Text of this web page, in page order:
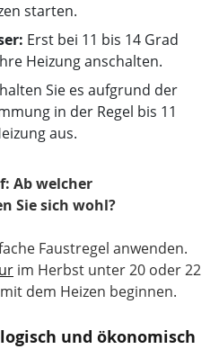
starten.
Erst bei 11 bis 14 Grad
Heizung anschalten.
Sie es aufgrund der
in der Regel bis 11
aus.
Ab welcher
Sie sich wohl?
Faustregel anwenden.
im Herbst unter 20 oder 22
dem Heizen beginnen.
und ökonomisch